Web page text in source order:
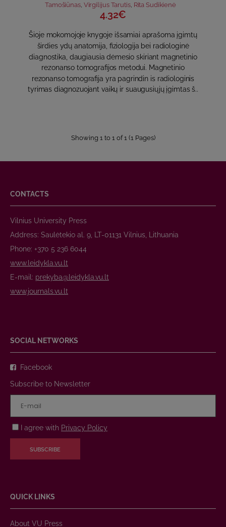
Tamošiūnas, Virgilijus Tarutis, Rita Sudikienė
4.32€
Šioje mokomojoje knygoje išsamiai aprašoma įgimtų
širdies ydų anatomija, fiziologija bei radiologinė
diagnostika, daugiausia dėmesio skiriant magnetinio
rezonanso tomografijos metodui. Magnetinio
rezonanso tomografija yra pagrindin is radiologinis
tyrimas diagnozuojant vaikų ir suaugusiųjų įgimtas š..
Showing 1 to 1 of 1 (1 Pages)
CONTACTS
Vilnius University Press
Address: Saulėtekio al. 9, LT-01131 Vilnius, Lithuania
Phone: +370 5 236 6044
www.leidykla.vu.lt
E-mail: prekyba@leidykla.vu.lt
www.journals.vu.lt
SOCIAL NETWORKS
Facebook
Subscribe to Newsletter
I agree with Privacy Policy
SUBSCRIBE
QUICK LINKS
About VU Press